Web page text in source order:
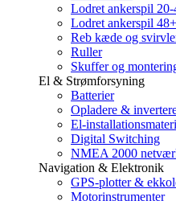
Lodret ankerspil
Lodret ankerspil
Reb kæde og
Ruller
Skuffer og
El & Strømforsyning
Batterier
Opladere &
El-
Digital Switching
NMEA 2000
Navigation & Elektronik
GPS-plotter &
Motorinstrumenter